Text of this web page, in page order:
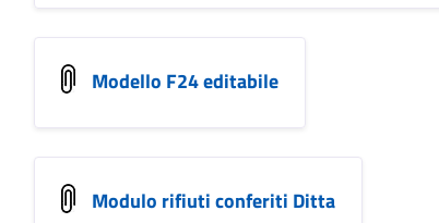
Modello F24 editabile
Modulo rifiuti conferiti Ditta